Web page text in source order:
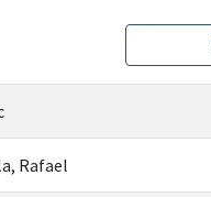
Rafael